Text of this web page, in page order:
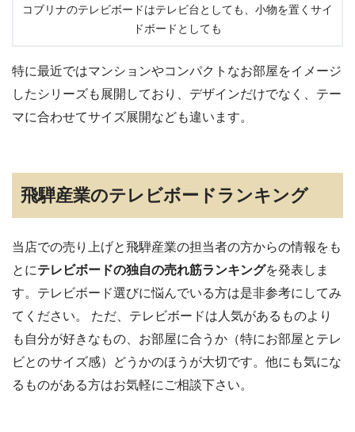
コブリナのテレビボードはテレビ台としても、小物を置くサイ
ドボードとしても
特に最近ではマンションやコンパクトなお部屋をイメージ
したシリーズも展開しており、デザインだけでなく、テー
マに合わせてサイズ展開なども違います。
飛騨産業のテレビボードランキング
当店での売り上げと飛騨産業の担当者の方からの情報をも
とにテレビボードの独自の売れ筋ランキングを発表しま
す。テレビボード選びに悩んでいる方は是非参考にしてみ
てください。 ただ、テレビボードは人気があるものより
も自分が好きなもの、お部屋に合うか（特にお部屋とテレ
ビとのサイズ感）どうかのほうが大切です。他にも気にな
るものがある方はお気軽にご相談下さい。